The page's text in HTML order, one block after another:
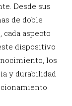
Desde sus
de doble
aspecto
dispositivo
los
y durabilidad